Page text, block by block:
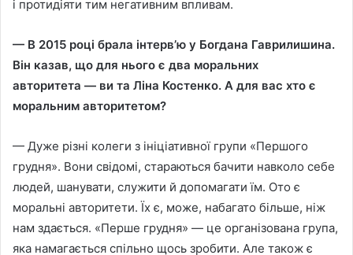
i протидiяти тим негативним впливам.
— В 2015 роцi брала iнтерв’ю у Богдана Гаврилишина.
Вiн казав, що для нього є два моральних
авторитета — ви та Лiна Костенко. А для вас хто є
моральним авторитетом?
— Дуже рiзнi колеги з iнiцiативної групи «Першого
грудня». Вони свiдомi, стараються бачити навколо себе
людей, шанувати, служити й допомагати їм. Ото є
моральнi авторитети. Їх є, може, набагато бiльше, нiж
нам здається. «Перше грудня» — це органiзована група,
яка намагається спiльно щось зробити. Але також є